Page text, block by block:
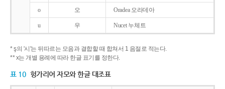
o 오 Oradea 오라데아
u 우 Nucet 누체트
* ş의 '시'는 뒤따르는 모음과 결합할 때 합쳐서 1 음절로 적는다.
** x는 개별 용례에 따라 한글 표기를 정한다.
표 10 헝가리어 자모와 한글 대조표